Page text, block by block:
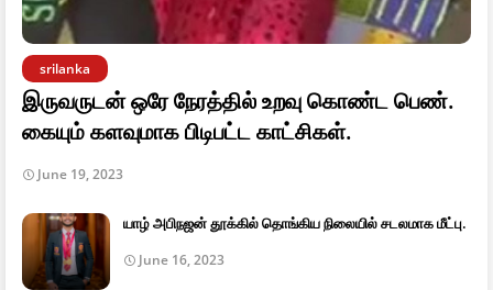
srilanka
இருவருடன் ஒரே நேரத்தில் உறவு கொண்ட பெண்.
கையும் களவுமாக பிடிபட்ட காட்சிகள்.
June 19, 2023
யாழ் அபிநஜன் தூக்கில் தொங்கிய நிலையில் சடலமாக மீட்பு.
June 16, 2023